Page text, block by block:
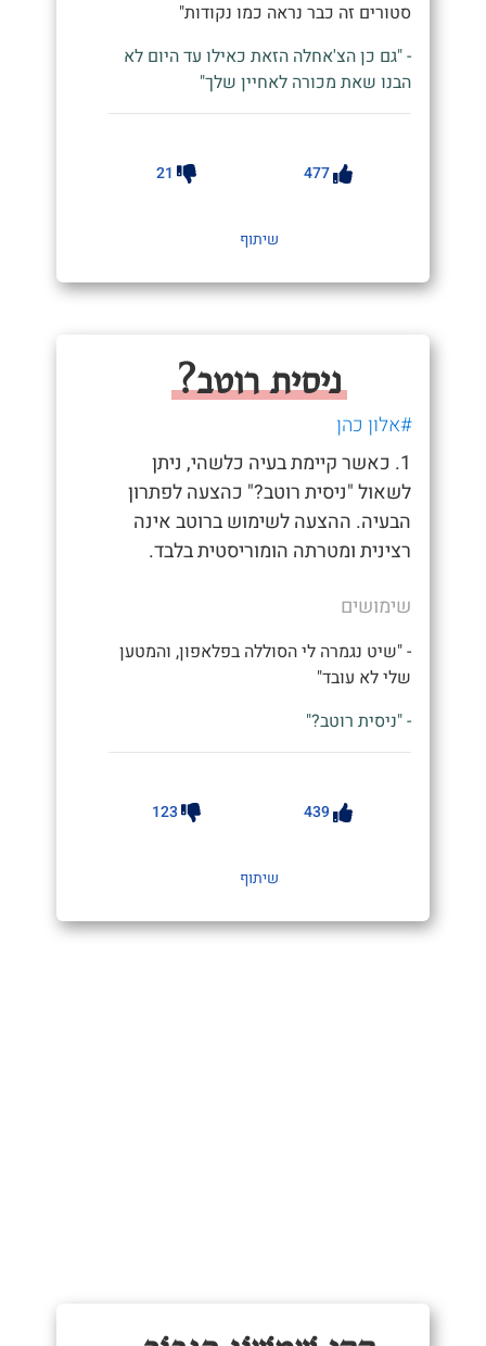
סטורים זה כבר נראה כמו נקודות"
- "גם כן הצ'אחלה הזאת כאילו עד היום לא
הבנו שאת מכורה לאחיין שלך"
477
21
שיתוף
ניסית רוטב?
#אלון כהן
1. כאשר קיימת בעיה כלשהי, ניתן
לשאול "ניסית רוטב?" כהצעה לפתרון
הבעיה. ההצעה לשימוש ברוטב אינה
רצינית ומטרתה הומוריסטית בלבד.
שימושים
- "שיט נגמרה לי הסוללה בפלאפון, והמטען
שלי לא עובד"
- "ניסית רוטב?"
439
123
שיתוף